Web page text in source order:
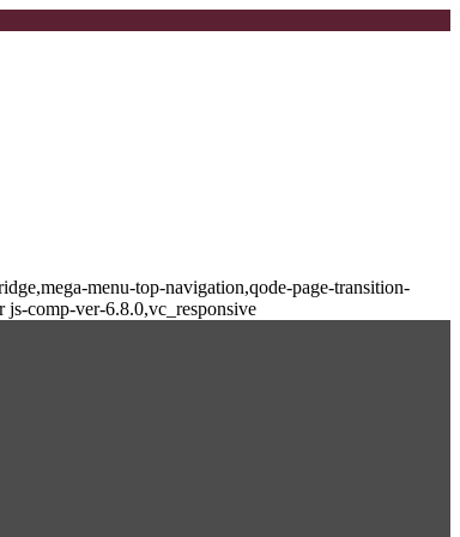
menu-top-navigation,qode-page-transition-
js-comp-ver-6.8.0,vc_responsive